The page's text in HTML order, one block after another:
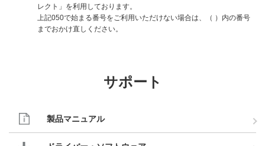
レクト」を利用しております。
上記050で始まる番号をご利用いただけない場合は、（ ）内の番号
までおかけ直しください。
サポート
製品マニュアル